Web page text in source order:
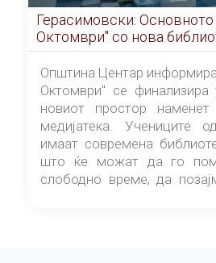
Герасимовски: Основното
Октомври" со нова
од септември
Општина Центар
Октомври" се финализира
новиот простор
медијатека. Учениците
имаат современа
што ќе можат да го
слободно време, да